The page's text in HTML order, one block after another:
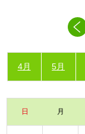
4月 5月
日 月